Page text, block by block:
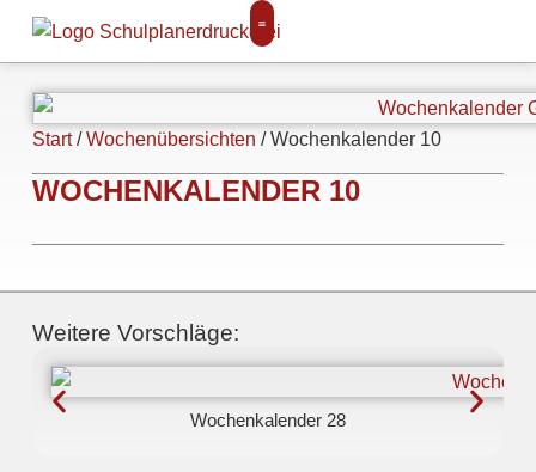
Start/Wochenübersichten / Wochenkalender 10
WOCHENKALENDER 10
Weitere Vorschläge:
Wochenkalender 28